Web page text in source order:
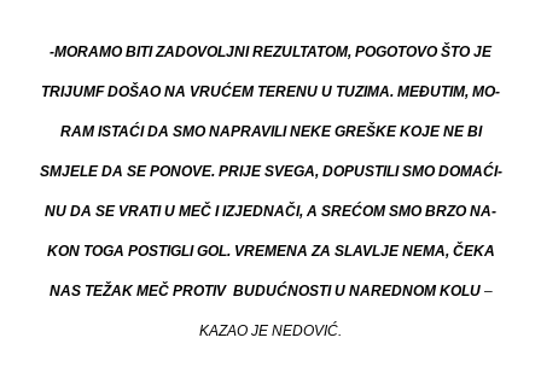
-MO­RA­MO BI­TI ZA­DO­VOLJ­NI RE­ZUL­TA­TOM, PO­GO­TO­VO ŠTO JE
TRI­JUMF DO­ŠAO NA VRU­ĆEM TE­RE­NU U TU­ZI­MA. ME­ĐU­TIM, MO­
RAM IS­TA­ĆI DA SMO NA­PRA­VI­LI NE­KE GRE­ŠKE KO­JE NE BI
SMJE­LE DA SE PO­NO­VE. PRI­JE SVE­GA, DO­PU­STI­LI SMO DO­MA­ĆI­
NU DA SE VRA­TI U MEČ I IZ­JED­NA­ČI, A SRE­ĆOM SMO BR­ZO NA­
KON TO­GA PO­STI­GLI GOL. VRE­ME­NA ZA SLA­V­LJE NE­MA, ČE­KA
NAS TEŽAK MEČ PROTIV BU­DUĆ­NO­STI U NA­RED­NOM KO­LU–
KAZAO JE NE­DO­VIĆ.